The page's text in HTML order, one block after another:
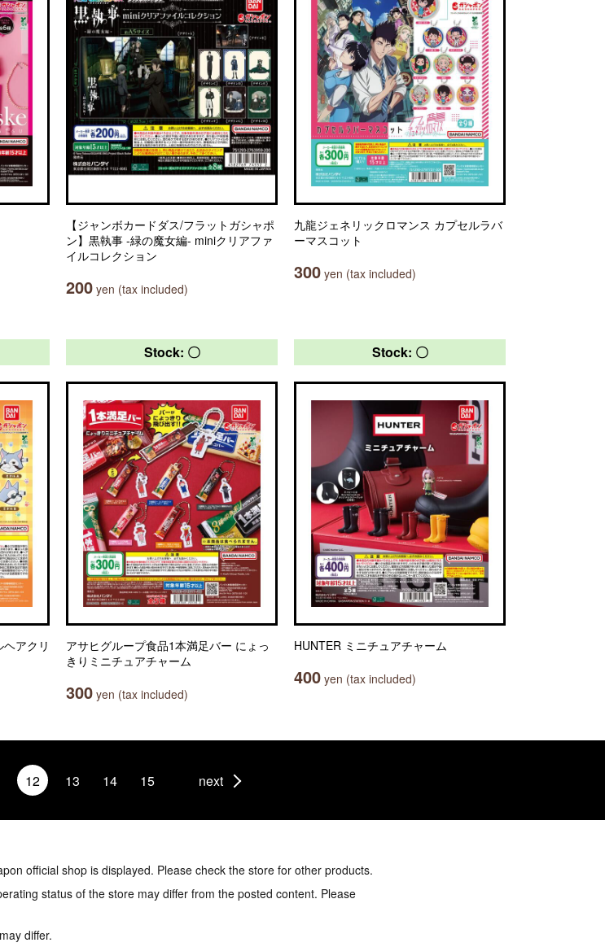
【ジャンボカードダス/フラットガシャポ
ン】黒執事 -緑の魔女編- miniクリアファ
イルコレクション
200 yen (tax included)
九龍ジェネリックロマンス カプセルラバ
ーマスコット
300 yen (tax included)
アクリ
Stock: 〇
アサヒグループ食品1本満足バー にょっ
きりミニチュアチャーム
300 yen (tax included)
Stock: 〇
HUNTER ミニチュアチャーム
400 yen (tax included)
12 13 14 15 next
official shop is displayed. Please check the store for other products.
status of the store may differ from the posted content. Please
differ.